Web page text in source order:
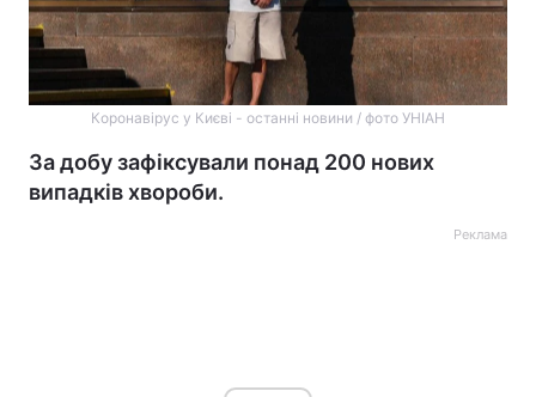
Коронавірус у Києві - останні новини / фото УНІАН
За добу зафіксували понад 200 нових
випадків хвороби.
Реклама